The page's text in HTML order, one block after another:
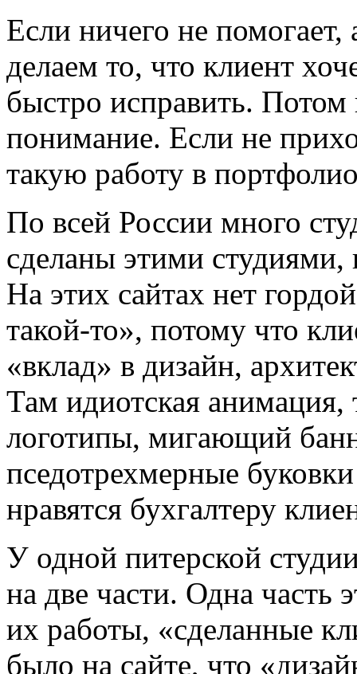
Если ничего не
делаем то, что клиент
быстро исправить.
понимание. Если не
такую работу в
По всей России много
сделаны этими
На этих сайтах нет
такой-то», потому что
«вклад» в дизайн,
Там идиотская
логотипы, мигающий
пседотрехмерные
нравятся бухгалтеру
У одной питерской
на две части. Одна часть
их работы, «сделанные
было на сайте, что